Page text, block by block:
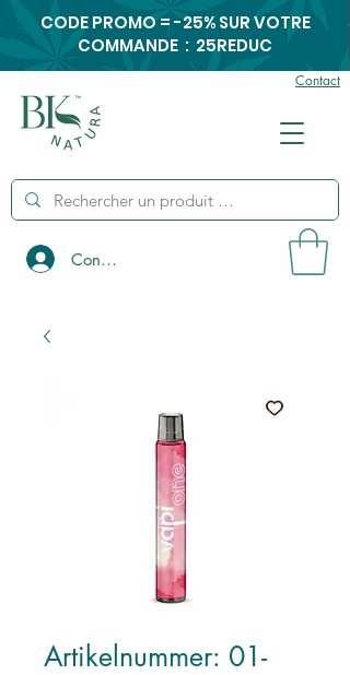
Contact
Connexion
CODE PROMO = -25% SUR VOTRE
COMMANDE : 25REDUC
Artikelnummer: 01-